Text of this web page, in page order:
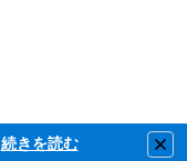
続きを読む